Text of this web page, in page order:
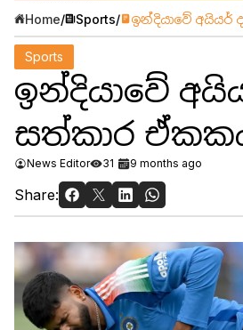
Home/ Sports/ ඉන්දියාවේ අයියර්
Sports
ඉන්දියාවේ
සත්කාර
News Editor 31 9 months ago
Share: